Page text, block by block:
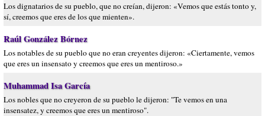
Los dignatarios de su pueblo, que no creían, dijeron: «Vemos que estás tonto y,
sí, creemos que eres de los que mienten».
Raúl González Bórnez
Los notables de su pueblo que no eran creyentes dijeron: «Ciertamente, vemos
que eres un insensato y creemos que eres un mentiroso.»
Muhammad Isa García
Los nobles que no creyeron de su pueblo le dijeron: "Te vemos en una
insensatez, y creemos que eres un mentiroso".